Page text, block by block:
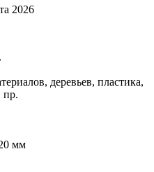
2026
деревьев, пластика,
пр.
мм